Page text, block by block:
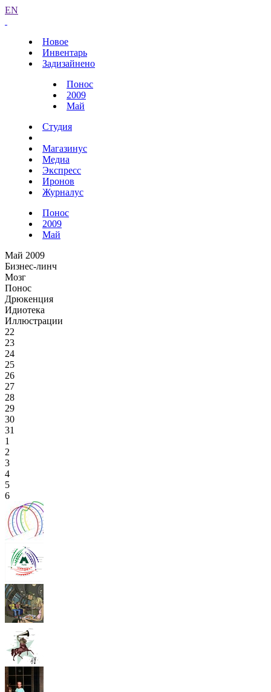
EN
Новое
Инвентарь
Задизайнено
Понос
2009
Май
Студия
Магазинус
Медиа
Экспресс
Иронов
Журналус
Понос
2009
Май
Май 2009
Бизнес-линч
Мозг
Понос
Дрюкенция
Идиотека
Иллюстрации
22
23
24
25
26
27
28
29
30
31
1
2
3
4
5
6